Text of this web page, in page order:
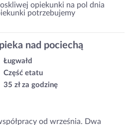
opiekunki na pol dnia
potrzebujemy
nad pociechą
Ługwałd
Część etatu
35 zł za godzinę
od września. Dwa